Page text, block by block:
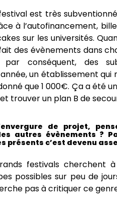
est très
à l’autofinancement,
sur les universités.
des évènements dans
conséquent, des
un établissement qui
que 1 000€. Ça a été
trouver un plan B de
de projet,
autres évènements ?
présents c’est devenu
festivals cherchent
possibles sur peu de
pas à critiquer ce